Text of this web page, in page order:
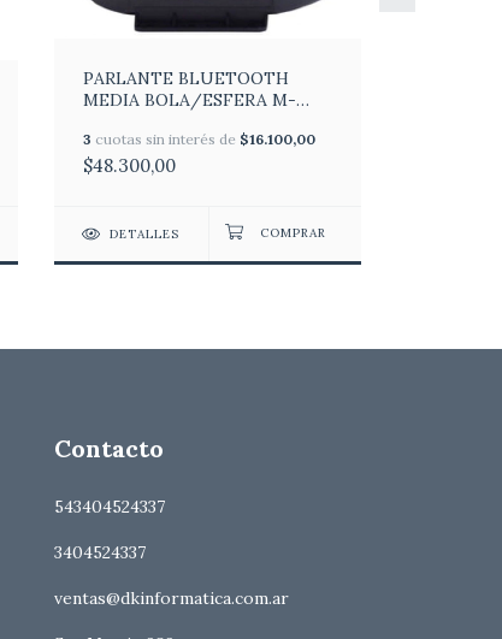
PARLANTE BLUETOOTH
MEDIA BOLA/ESFERA M-
3 cuotas sin interés de $16.100,00
$48.300,00
DETALLES
Contacto
543404524337
3404524337
ventas@dkinformatica.com.ar